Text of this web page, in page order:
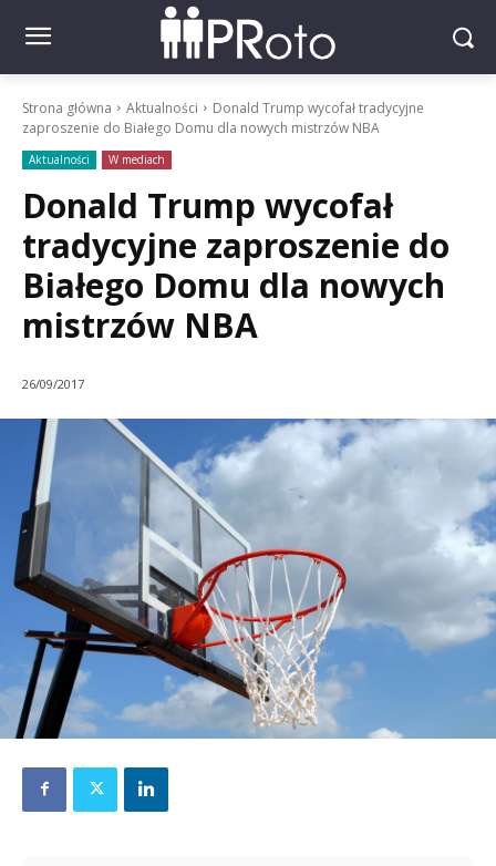
Strona główna Aktualności
Donald Trump wycofał tradycyjne
zaproszenie do Białego Domu dla nowych mistrzów NBA
Aktualności W mediach
Donald Trump wycofał
tradycyjne zaproszenie do
Białego Domu dla nowych
mistrzów NBA
26/09/2017